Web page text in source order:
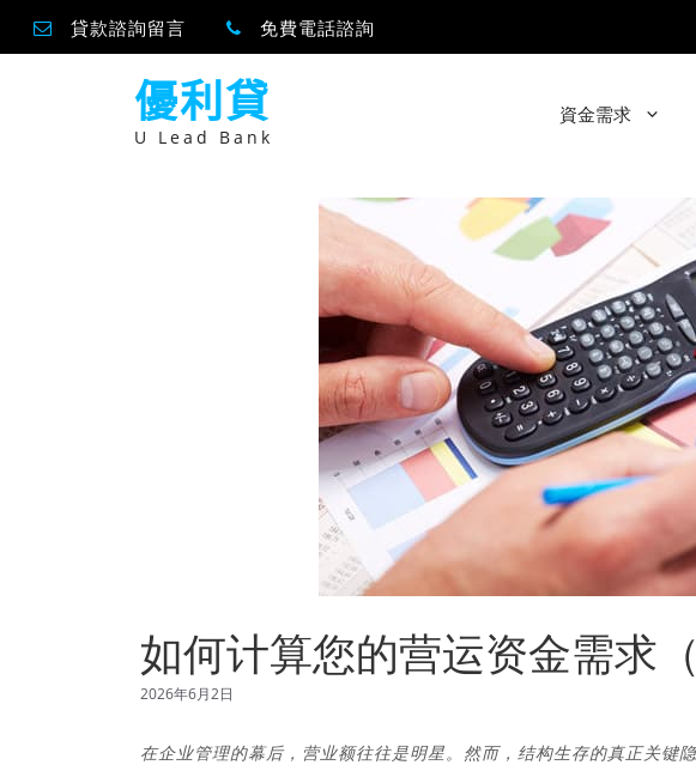
貸款諮詢留言 免費電話諮詢
優利貸
U Lead Bank
資金需求
如何计算您的营运资金需求
2026年6月2日
在企业管理的幕后，营业额往往是明星。然而，结构生存的真正关键